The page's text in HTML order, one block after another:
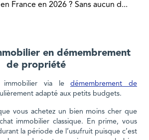
France en 2026 ? Sans aucun d...
en démembrement
de propriété
immobilier via ledémembrement de
adapté aux petits budgets.
vous achetez un bien moins cher que
immobilier classique. En prime, vous
la période de l’usufruit puisque c’est